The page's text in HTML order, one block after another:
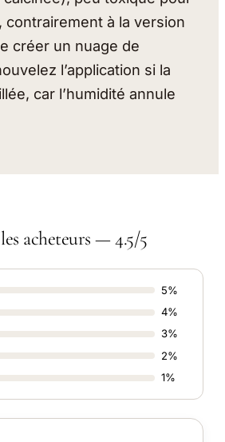
contrairement à la version
créer un nuage de
l’application si la
car l’humidité annule
acheteurs — 4.5/5
5%
4%
3%
2%
1%